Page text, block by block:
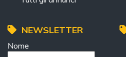
NEWSLETTER
Nome